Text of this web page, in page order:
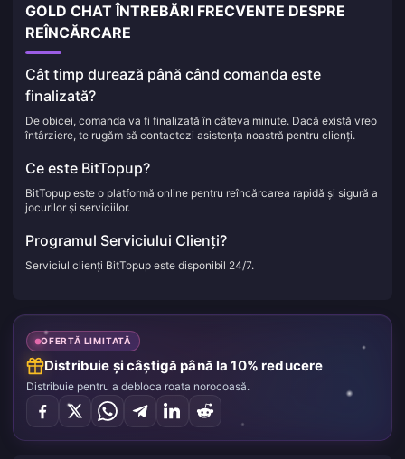
GOLD CHAT ÎNTREBĂRI FRECVENTE DESPRE
REÎNCĂRCARE
Cât timp durează până când comanda este
finalizată?
De obicei, comanda va fi finalizată în câteva minute. Dacă există vreo
întârziere, te rugăm să contactezi asistența noastră pentru clienți.
Ce este BitTopup?
BitTopup este o platformă online pentru reîncărcarea rapidă și sigură a
jocurilor și serviciilor.
Programul Serviciului Clienți?
Serviciul clienți BitTopup este disponibil 24/7.
OFERTĂ LIMITATĂ
Distribuie și câștigă până la 10% reducere
Distribuie pentru a debloca roata norocoasă.